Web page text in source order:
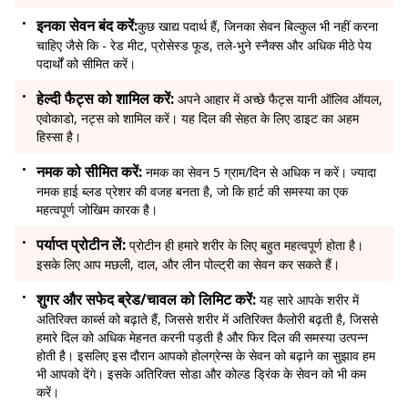
इनका सेवन बंद करें:कुछ खाद्य पदार्थ हैं, जिनका सेवन बिल्कुल भी नहीं करना
चाहिए जैसे कि - रेड मीट, प्रोसेस्ड फूड, तले-भुने स्नैक्स और अधिक मीठे पेय
पदार्थों को सीमित करें।
हेल्दी फैट्स को शामिल करें: अपने आहार में अच्छे फैट्स यानी ऑलिव ऑयल,
एवोकाडो, नट्स को शामिल करें। यह दिल की सेहत के लिए डाइट का अहम
हिस्सा है।
नमक को सीमित करें: नमक का सेवन 5 ग्राम/दिन से अधिक न करें। ज्यादा
नमक हाई ब्लड प्रेशर की वजह बनता है, जो कि हार्ट की समस्या का एक
महत्वपूर्ण जोखिम कारक है।
पर्याप्त प्रोटीन लें: प्रोटीन ही हमारे शरीर के लिए बहुत महत्वपूर्ण होता है।
इसके लिए आप मछली, दाल, और लीन पोल्ट्री का सेवन कर सकते हैं।
शुगर और सफेद ब्रेड/चावल को लिमिट करें: यह सारे आपके शरीर में
अतिरिक्त कार्ब्स को बढ़ाते हैं, जिससे शरीर में अतिरिक्त कैलोरी बढ़ती है, जिससे
हमारे दिल को अधिक मेहनत करनी पड़ती है और फिर दिल की समस्या उत्पन्न
होती है। इसलिए इस दौरान आपको होलग्रेन्स के सेवन को बढ़ाने का सुझाव हम
भी आपको देंगे। इसके अतिरिक्त सोडा और कोल्ड ड्रिंक के सेवन को भी कम
करें।